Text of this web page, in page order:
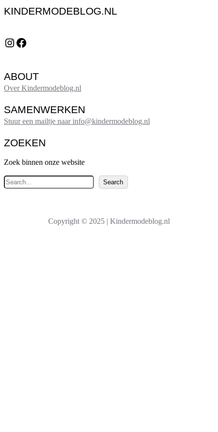
KINDERMODEBLOG.NL
Instagram Facebook
ABOUT
Over Kindermodeblog.nl
SAMENWERKEN
Stuur een mailtje naar info@kindermodeblog.nl
ZOEKEN
Zoek binnen onze website
Z
o
Search
Copyright © 2025 | Kindermodeblog.nl